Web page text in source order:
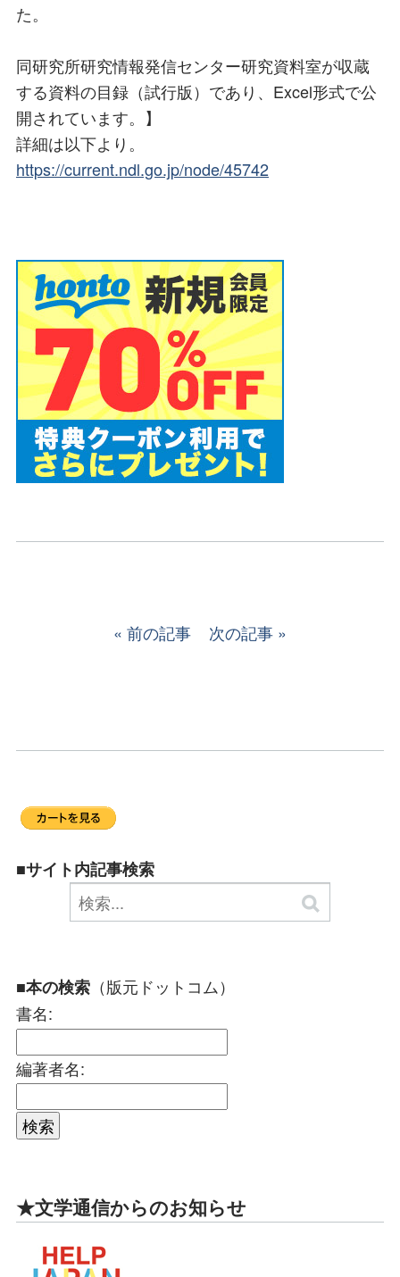
た。
同研究所研究情報発信センター研究資料室が収蔵
する資料の目録（試行版）であり、Excel形式で公
開されています。】
詳細は以下より。
https://current.ndl.go.jp/node/45742
前の記事 次の記事
■サイト内記事検索
■本の検索 （版元ドットコム）
書名:
編著者名:
★文学通信からのお知らせ